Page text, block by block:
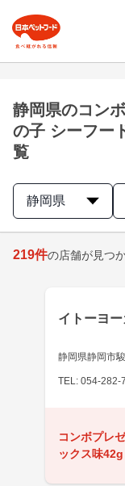
静岡県のコン
の子 シーフー
覧
静岡県
219件の店舗が見つ
イトーヨ
静岡県静岡市
TEL: 054-282-
コンボプレ
ックス味42g